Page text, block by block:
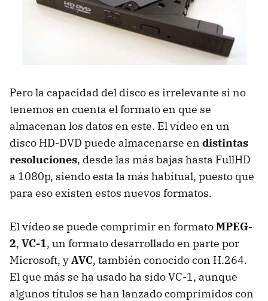
Pero la capacidad del disco es irrelevante si no
tenemos en cuenta el formato en que se
almacenan los datos en este. El vídeo en un
disco HD-DVD puede almacenarse en distintas
resoluciones, desde las más bajas hasta FullHD
a 1080p, siendo esta la más habitual, puesto que
para eso existen estos nuevos formatos.
El vídeo se puede comprimir en formatoMPEG-
2, VC-1, un formato desarrollado en parte por
Microsoft, yAVC, también conocido con H.264.
El que más se ha usado ha sido VC-1, aunque
algunos títulos se han lanzado comprimidos con